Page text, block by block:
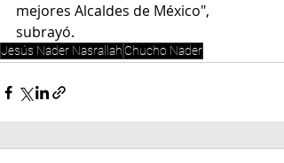
mejores Alcaldes de México",
subrayó.
Jesús Nader Nasrallah Chucho Nader